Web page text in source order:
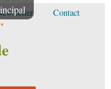
Contact